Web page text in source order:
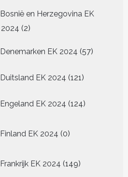
Bosnië en Herzegovina EK
2024 22
Denemarken EK 2024 5757
Duitsland EK 2024 121121
Engeland EK 2024 124124
Finland EK 2024 0
producten
Frankrijk EK 2024 149149